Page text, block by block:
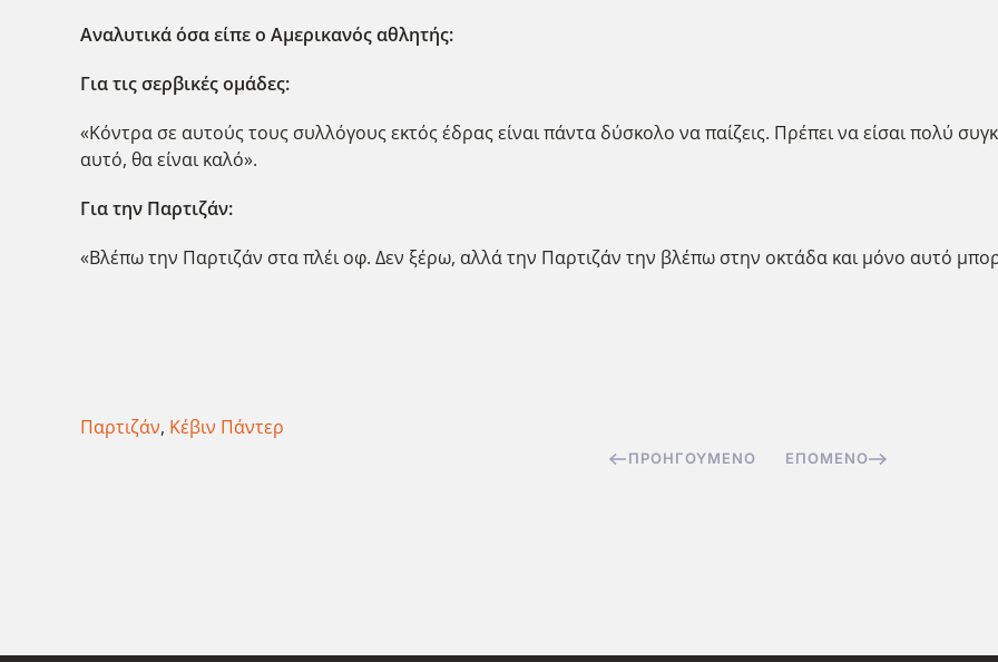
Αναλυτικά όσα είπε ο Αμερικανός αθλητής:
Για τις σερβικές ομάδες:
«Κόντρα σε αυτούς τους συλλόγους εκτός έδρας είναι πάντα δύσκολο να παίζεις. Πρέπει να είσαι πολύ
αυτό, θα είναι καλό».
Για την Παρτιζάν:
«Βλέπω την Παρτιζάν στα πλέι οφ. Δεν ξέρω, αλλά την Παρτιζάν την βλέπω στην οκτάδα και μόνο αυτό
Παρτιζάν, Κέβιν Πάντερ
ΠΡΟΗΓΟΎΜΕΝΟ ΕΠΌΜΕΝΟ